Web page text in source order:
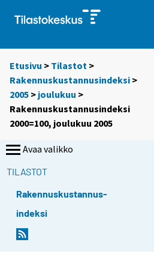
Etusivu > Tilastot >
Rakennuskustannusindeksi >
2005 > joulukuu >
Rakennuskustannusindeksi
2000=100, joulukuu 2005
Avaa valikko
TILASTOT
Rakennuskustannus-
indeksi